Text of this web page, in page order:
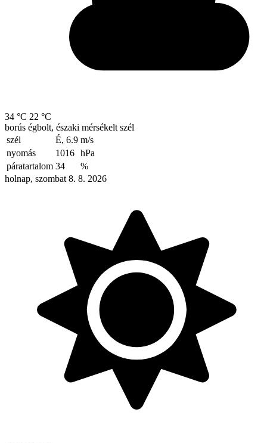
34 °C 22 °C
borús égbolt, északi mérsékelt szél
szél
É, 6.9 m/s
nyomás
1016 hPa
páratartalom 34
%
holnap, szombat 8. 8. 2026